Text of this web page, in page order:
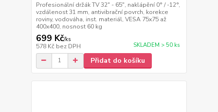
Profesionální držák TV 32" - 65", naklápění 0° / -12°,
vzdálenost 31 mm, antivibrační povrch, korekce
roviny, vodováha, inst. materiál, VESA 75x75 až
400x400, nosnost 60 kg
699 Kč/ks
578 Kč bez DPH SKLADEM > 50 ks
Přidat do košíku